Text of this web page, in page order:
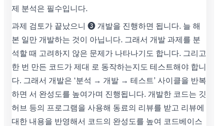
제 분석은 필수입니다.
과제 검토가 끝났으니 ❸ 개발을 진행하면 됩니다. 늘 해
본 일만 개발하는 것이 아닙니다. 그래서 개발 과제를 분
석할 때 고려하지 않은 문제가 나타나기도 합니다. 그리고
한 번 만든 코드가 제대 로 동작하는지도 테스트해야 합니
다. 그래서 개발은 ‘분석 → 개발 → 테스트’ 사이클을 반복
하면 서 완성도를 높여가며 진행됩니다. 개발한 코드는 깃
허브 등의 프로그램을 사용해 동료의 리뷰를 받고 리뷰에
대한 내용을 반영해서 코드의 완성도를 높여 코드베이스